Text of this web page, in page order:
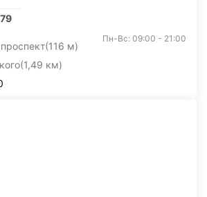
(116 м)
(1,49 км)
Пн-Вс: 09:00 - 21:00